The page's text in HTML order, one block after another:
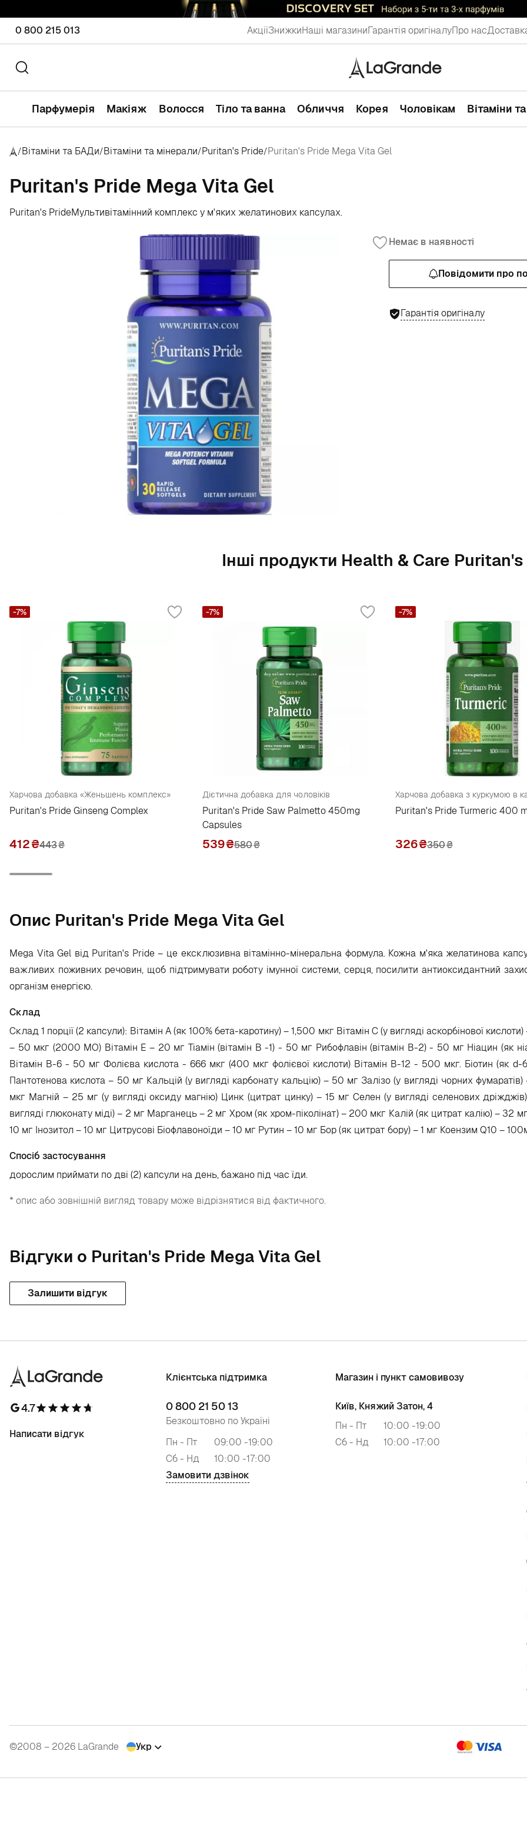
0 800 215 013 АкціїЗнижкиНаші магазиниГарантія оригіналуПро нас
Парфумерія Макіяж Волосся Тіло та ванна Обличчя Корея Чоловікам Вітаміни
/Вітаміни та БАДи/Вітаміни та мінерали/Puritan's Pride/Puritan's Pride Mega Vita Gel
Puritan's Pride Mega Vita Gel
Puritan's PrideМультивітамінний комплекс у м'яких желатинових капсулах.
Немає в наявності
Повідомити про
Гарантія оригіналу
Інші продукти Health & Care
Харчова добавка «Женьшень комплекс»
Puritan's Pride Ginseng Complex
412₴443₴
-7%
Дієтична добавка для чоловіків
Puritan's Pride Saw Palmetto 450mg
Capsules
539₴580₴
-7%
Харчова добавка з куркумою в
Puritan's Pride Turmeric 400
326₴350₴
-7%
Опис Puritan's Pride Mega Vita Gel
Mega Vita Gel від Puritan's Pride – це ексклюзивна вітамінно-мінеральна формула. Кожна м'яка желатинова
важливих поживних речовин, щоб підтримувати роботу імунної системи, серця, посилити антиоксидантний
організм енергією.
Склад
Склад 1 порції (2 капсули): Вітамін А (як 100% бета-каротину) – 1,500 мкг Вітамін С (у вигляді аскорбінової
– 50 мкг (2000 МО) Вітамін Е – 20 мг Тіамін (вітамін B -1) - 50 мг Рибофлавін (вітамін B-2) - 50 мг Ніацин (як
Вітамін В-6 - 50 мг Фолієва кислота - 666 мкг (400 мкг фолієвої кислоти) Вітамін B-12 - 500 мкг. Біотин (як d-
Пантотенова кислота – 50 мг Кальцій (у вигляді карбонату кальцію) – 50 мг Залізо (у вигляді чорних
мкг Магній – 25 мг (у вигляді оксиду магнію) Цинк (цитрат цинку) – 15 мг Селен (у вигляді селенових
вигляді глюконату міді) – 2 мг Марганець – 2 мг Хром (як хром-піколінат) – 200 мкг Калій (як цитрат калію) – 32 мг
10 мг Інозитол – 10 мг Цитрусові Біофлавоноїди – 10 мг Рутин – 10 мг Бор (як цитрат бору) – 1 мг Коензим Q10 –
Спосіб застосування
дорослим приймати по дві (2) капсули на день, бажано під час їди.
* опис або зовнішній вигляд товару може відрізнятися від фактичного.
Відгуки о Puritan's Pride Mega Vita Gel
Залишити відгук
4.7
Написати відгук
Клієнтська підтримка
0 800 21 50 13
Безкоштовно по Україні
Пн - Пт
09:00 -19:00
Сб - Нд
10:00 -17:00
Замовити дзвінок
Магазин і пункт самовивозу
Київ, Княжий Затон, 4
Пн - Пт
10:00 -19:00
Сб - Нд
10:00 -17:00
©2008 – 2026 LaGrande Укр